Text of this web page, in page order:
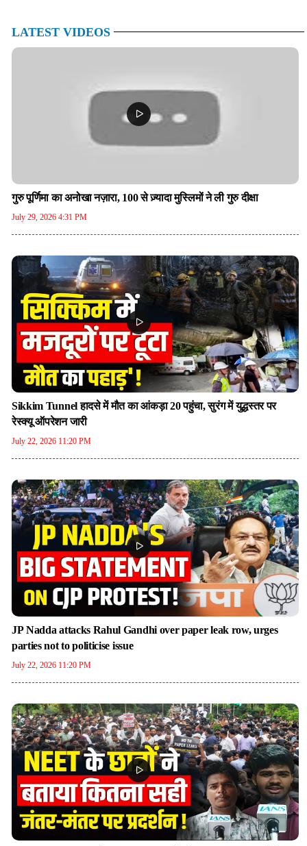
LATEST VIDEOS
गुरु पूर्णिमा का अनोखा नज़ारा, 100 से ज़्यादा मुस्लिमों ने ली गुरु दीक्षा
July 29, 2026 4:31 PM
Sikkim Tunnel हादसे में मौत का आंकड़ा 20 पहुंचा, सुरंग में युद्धस्तर पर
रेस्क्यू ऑपरेशन जारी
July 22, 2026 11:20 PM
JP Nadda attacks Rahul Gandhi over paper leak row, urges
parties not to politicise issue
July 22, 2026 11:20 PM